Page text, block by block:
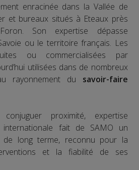
enracinée dans la Vallée de
et bureaux situés à Eteaux près
Son expertise dépasse
ou le territoire français. Les
ou commercialisées par
utilisées dans de nombreux
rayonnement du savoir-faire
proximité, expertise
fait de SAMO un
de long terme, reconnu pour la
et la fiabilité de ses